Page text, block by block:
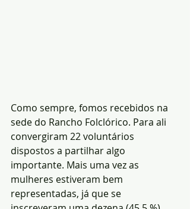
Como sempre, fomos recebidos na
sede do Rancho Folclórico. Para ali
convergiram 22 voluntários
dispostos a partilhar algo
importante. Mais uma vez as
mulheres estiveram bem
representadas, já que se